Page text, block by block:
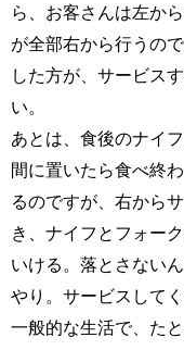
ら、お客さんは左か
が全部右から行うの
した方が、サービス
い。
あとは、食後のナイ
間に置いたら食べ終
るのですが、右から
き、ナイフとフォー
いける。落とさない
やり。サービスして
一般的な生活で、た